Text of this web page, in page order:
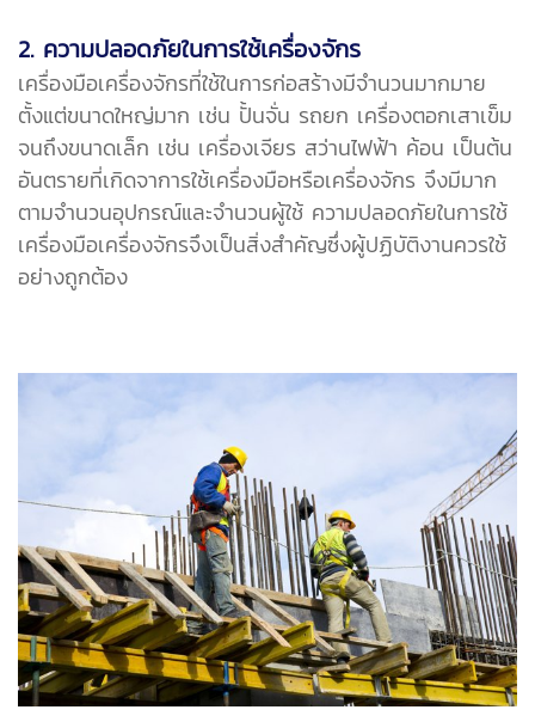
2. ความปลอดภัยในการใช้เครื่องจักร
เครื่องมือเครื่องจักรที่ใช้ในการก่อสร้างมีจำนวนมากมาย
ตั้งแต่ขนาดใหญ่มาก เช่น ปั้นจั่น รถยก เครื่องตอกเสาเข็ม
จนถึงขนาดเล็ก เช่น เครื่องเจียร สว่านไฟฟ้า ค้อน เป็นต้น
อันตรายที่เกิดจาการใช้เครื่องมือหรือเครื่องจักร จึงมีมาก
ตามจำนวนอุปกรณ์และจำนวนผู้ใช้ ความปลอดภัยในการใช้
เครื่องมือเครื่องจักรจึงเป็นสิ่งสำคัญซึ่งผู้ปฏิบัติงานควรใช้
อย่างถูกต้อง